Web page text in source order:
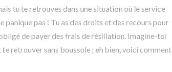
tu te retrouves dans une situation où le service
panique pas ! Tu as des droits et des recours pour
de payer des frais de résiliation. Imagine-toi
retrouver sans boussole ; eh bien, voici comment